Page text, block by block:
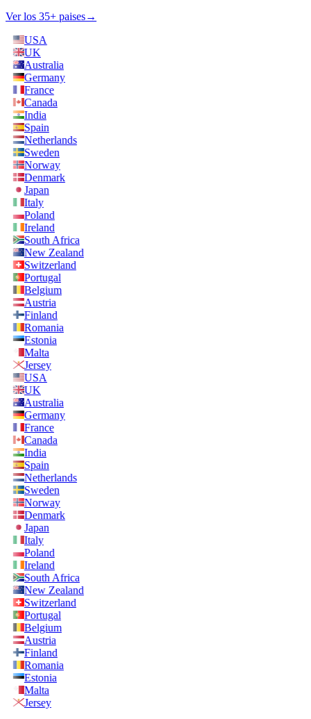
Ver los 35+ paises→
USA
UK
Australia
Germany
France
Canada
India
Spain
Netherlands
Sweden
Norway
Denmark
Japan
Italy
Poland
Ireland
South Africa
New Zealand
Switzerland
Portugal
Belgium
Austria
Finland
Romania
Estonia
Malta
Jersey
USA
UK
Australia
Germany
France
Canada
India
Spain
Netherlands
Sweden
Norway
Denmark
Japan
Italy
Poland
Ireland
South Africa
New Zealand
Switzerland
Portugal
Belgium
Austria
Finland
Romania
Estonia
Malta
Jersey